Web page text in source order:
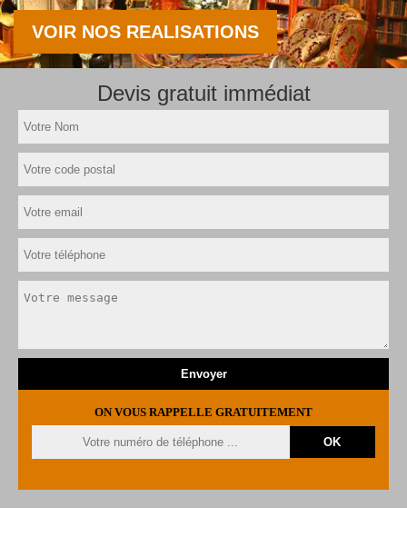
VOIR NOS REALISATIONS
Devis gratuit immédiat
ON VOUS RAPPELLE GRATUITEMENT